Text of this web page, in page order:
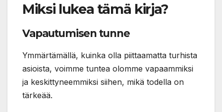
Miksi lukea tämä kirja?
Vapautumisen tunne
Ymmärtämällä, kuinka olla piittaamatta turhista
asioista, voimme tuntea olomme vapaammiksi
ja keskittyneemmiksi siihen, mikä todella on
tärkeää.